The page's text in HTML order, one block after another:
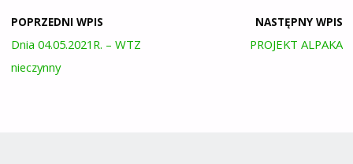
POPRZEDNI WPIS
Dnia 04.05.2021R. – WTZ
nieczynny
NASTĘPNY WPIS
PROJEKT ALPAKA